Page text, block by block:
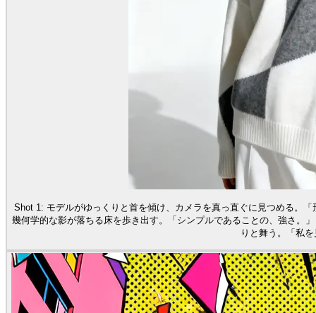
Shot 1: モデルがゆっくりと首を傾け、カメラを真っ直ぐに見つめる。
幾何学的な影が落ちる床を歩き出す。「シンプルであることの、強さ。
りと舞う。「私